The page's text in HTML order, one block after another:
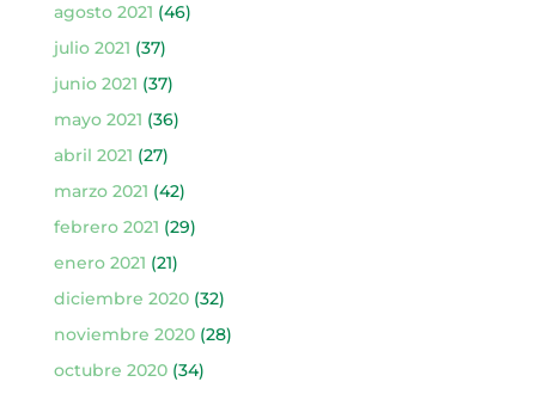
agosto 2021 (46)
julio 2021 (37)
junio 2021 (37)
mayo 2021 (36)
abril 2021 (27)
marzo 2021 (42)
febrero 2021 (29)
enero 2021 (21)
diciembre 2020(32)
noviembre 2020(28)
octubre 2020(34)